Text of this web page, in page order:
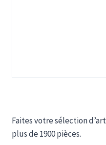
Faites votre sélection
plus de 1900 pièces.